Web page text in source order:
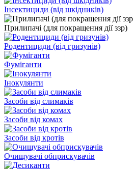
Інсектициди (від шкідників)
Прилипачі (для покращення дії ззр)
Родентициди (від гризунів)
Фуміганти
Інокулянти
Засоби від слимаків
Засоби від комах
Засоби від кротів
Очищувачі обприскувачів